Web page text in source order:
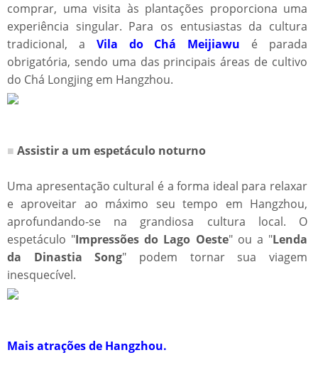
comprar, uma visita às plantações proporciona uma
experiência singular. Para os entusiastas da cultura
tradicional, a Vila do Chá Meijiawu é parada
obrigatória, sendo uma das principais áreas de cultivo
do Chá Longjing em Hangzhou.
■ Assistir a um espetáculo noturno
Uma apresentação cultural é a forma ideal para relaxar
e aproveitar ao máximo seu tempo em Hangzhou,
aprofundando-se na grandiosa cultura local. O
espetáculo "Impressões do Lago Oeste" ou a "Lenda
da Dinastia Song" podem tornar sua viagem
inesquecível.
Mais atrações de Hangzhou.